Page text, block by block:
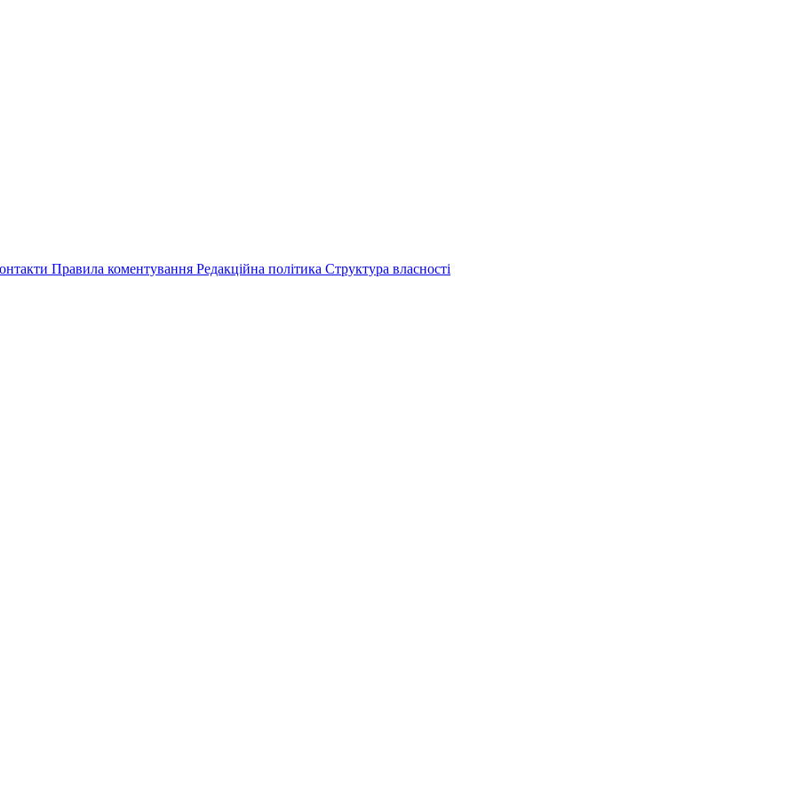
Правила коментування Редакційна політика Структура власності